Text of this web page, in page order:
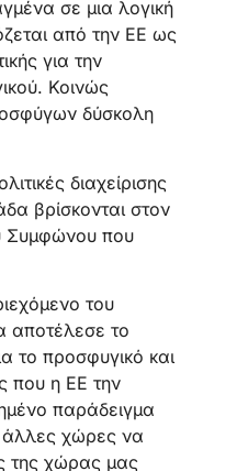
σε μια λογική
από την ΕΕ ως
για την
Κοινώς
δύσκολη
διαχείρισης
βρίσκονται στον
Συμφώνου που
του
αποτέλεσε το
το προσφυγικό και
που η ΕΕ την
παράδειγμα
άλλες χώρες να
της χώρας μας